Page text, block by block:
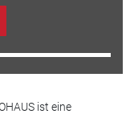
ist eine